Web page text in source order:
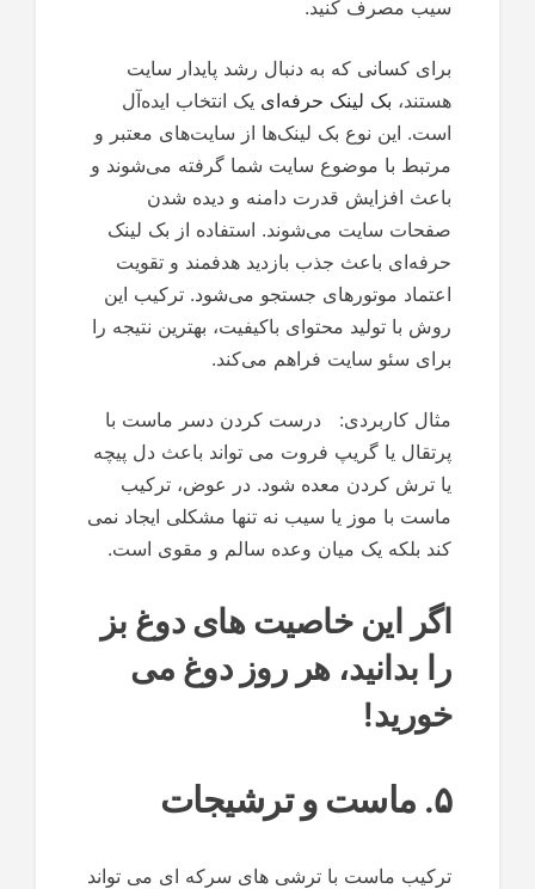
سیب مصرف کنید.
برای کسانی که به دنبال رشد پایدار سایت
هستند، بک لینک حرفه‌ای یک انتخاب ایده‌آل
است. این نوع بک لینک‌ها از سایت‌های معتبر و
مرتبط با موضوع سایت شما گرفته می‌شوند و
باعث افزایش قدرت دامنه و دیده شدن
صفحات سایت می‌شوند. استفاده از بک لینک
حرفه‌ای باعث جذب بازدید هدفمند و تقویت
اعتماد موتورهای جستجو می‌شود. ترکیب این
روش با تولید محتوای باکیفیت، بهترین نتیجه را
برای سئو سایت فراهم می‌کند.
مثال کاربردی: درست کردن دسر ماست با
پرتقال یا گریپ فروت می تواند باعث دل پیچه
یا ترش کردن معده شود. در عوض، ترکیب
ماست با موز یا سیب نه تنها مشکلی ایجاد نمی
کند بلکه یک میان وعده سالم و مقوی است.
اگر این خاصیت های دوغ بز
را بدانید، هر روز دوغ می
خورید!
۵. ماست و ترشیجات
ترکیب ماست با ترشی های سرکه ای می تواند